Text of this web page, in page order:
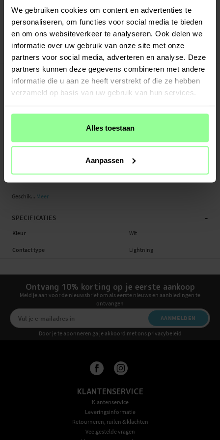
We gebruiken cookies om content en advertenties te
personaliseren, om functies voor social media te bieden
en om ons websiteverkeer te analyseren. Ook delen we
informatie over uw gebruik van onze site met onze
partners voor social media, adverteren en analyse. Deze
partners kunnen deze gegevens combineren met andere
informatie die u aan ze heeft verstrekt of die ze hebben
verzameld op basis van uw gebruik van hun services.
Alles toestaan
Aanpassen
Verstuurd vanuit ons magazijn in Zweden
Veilig betalen met Klarna of Paypal
30 dagen retourrecht
PRODUCTBESCHRIJVING
Laad uw iPhone SE (2020) optimaal op in de auto met dit ultieme duo van
Smartline. De oplader met Power Delivery-technologie ondersteunt opladen
combinatie met de 1 meter lange kabel krijgt u een perfecte oplader waarmee u
uw apparaat in de auto kunt opladen zonder concessies te doen aan de
De laadkabel is van hoge kwaliteit en is MFi-gecertificeerd door Apple. Het is
een stevige kabel met stabiele aansluitingen voor een lange levensduur. De
Geschik... Meer
SPECIFICATIES -
Kleur Wit
Contact type Lightning
Ontvang 10% korting op je eerste aankoop
Meld je aan voor de nieuwsbrief om als eerste nieuws en aanbiedingen te
ontvangen
AANMELDEN
Door je te abonneren ga je akkoord met ons privacybeleid
KLANTENSERVICE
Klantenservice
Leveringsinformatie
Retourneren, ruilen & klachten
Veelgestelde vragen